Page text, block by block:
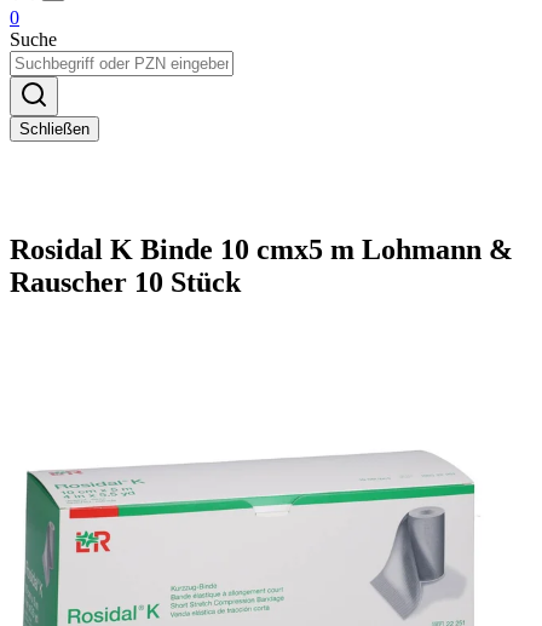
0
Suche
Schließen
Rosidal K Binde 10 cmx5 m Lohmann &
Rauscher 10 Stück